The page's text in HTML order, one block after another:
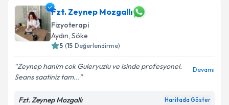
Fzt. Zeynep Mozgallı
Fizyoterapi
Aydın, Söke
5 (15 Değerlendirme)
Zeynep hanim cok Guleryuzlu ve isinde profesyonel.
Seans saatiniz tam...
Devamı
Fzt. Zeynep Mozgallı Haritada Göster